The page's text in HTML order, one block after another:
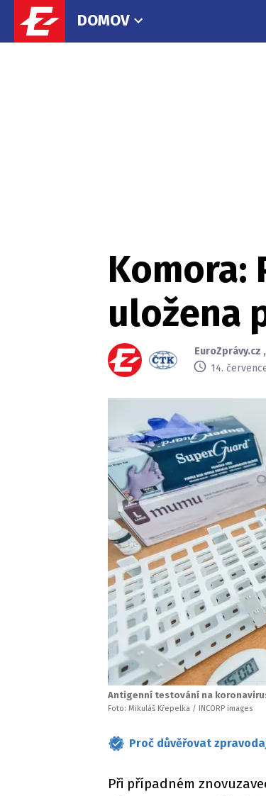
DOMOV
Komora:
uložena
EuroZprávy.cz ,
14.
Antigenní testování na
Foto: Mikuláš Křepelka / INCORP images
Proč důvěřovat
Při případném